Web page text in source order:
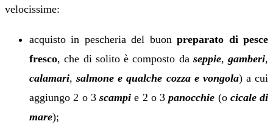
velocissime:
acquisto in pescheria del buonpreparato di pesce
fresco, che di solito è composto da seppie, gamberi,
calamari,salmone e qualche cozza e vongola) a cui
aggiungo 2 o 3 scampi e 2 o 3panocchie (o cicale di
mare);